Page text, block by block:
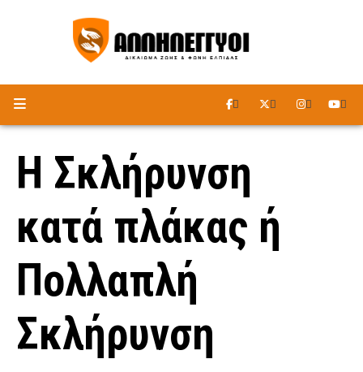
ΑΚΟΥΣΤΕ ΤΟ ΡΑΔΙΟΦΩΝΟ
Η Σκλήρυνση
κατά πλάκας ή
Πολλαπλή
Σκλήρυνση